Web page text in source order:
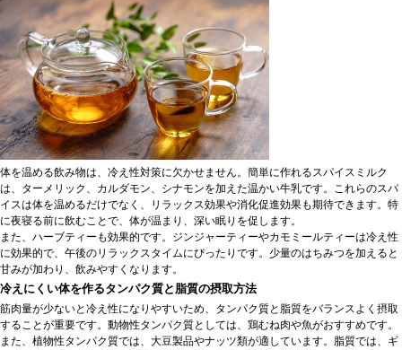
体を温める飲み物は、冷え性対策に欠かせません。簡単に作れるスパイスミルク
は、ターメリック、カルダモン、シナモンを加えた温かい牛乳です。これらのスパ
イスは体を温めるだけでなく、リラックス効果や消化促進効果も期待できます。特
に夜寝る前に飲むことで、体が温まり、深い眠りを促します。
また、ハーブティーも効果的です。ジンジャーティーやカモミールティーは冷え性
に効果的で、午後のリラックスタイムにぴったりです。少量のはちみつを加えると
甘みが加わり、飲みやすくなります。
冷えにくい体を作るタンパク質と脂質の摂取方法
筋肉量が少ないと冷え性になりやすいため、タンパク質と脂質をバランスよく摂取
することが重要です。動物性タンパク質としては、鶏むね肉や魚がおすすめです。
また、植物性タンパク質では、大豆製品やナッツ類が適しています。脂質では、ギ